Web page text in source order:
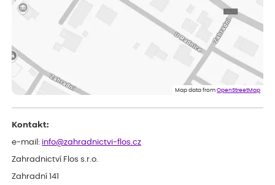
sazenicemi
Miroslava
Rostliny byly v pořádku, dobře zabalené, celková spokojenost.
Doporučuji :). Spokojenost, stromky v pěkném stavu. Jediné, co
my chybělo, bylo komunikování nedostupného zboží před
Map data fromOpenStreetMap
Kontakt:
e-mail: info@zahradnictvi-flos.cz
Zahradnictví Flos s.r.o.
Zahradní 141